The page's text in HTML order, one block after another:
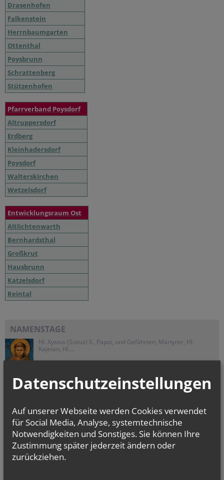
Drasenhofen
Falkenstein
Herrnbaumgarten
Ottenthal
Poysbrunn
Schrattenberg
Stützenhofen
Pfarrverband Poysdorf
Altruppersdorf
Erdberg
Kleinhadersdorf
Poysdorf
Walterskirchen
Wetzelsdorf
Entwicklungsraum Ost
Altlichtenwarth
Bernhardsthal
Großkrut
Hausbrunn
Katzelsdorf
Reintal
NAMENSTAGE
Hl. Xystus (Sixtus) II., Papst, und Gefährten; Märtyrer, Hl.
Kajetan, Hl....
CHRONIK
48. Fußwallfahrt nach
Mariazell
Datenschutzeinstellungen
Auf unserer Webseite werden Cookies verwendet
für Social Media, Analyse, systemtechnische
Notwendigkeiten und Sonstiges. Sie können Ihre
Zustimmung später jederzeit ändern oder
zurückziehen.